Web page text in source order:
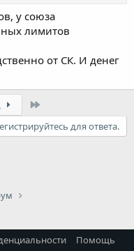
у союза
лимитов
от СК. И денег
для ответа.
Помощь